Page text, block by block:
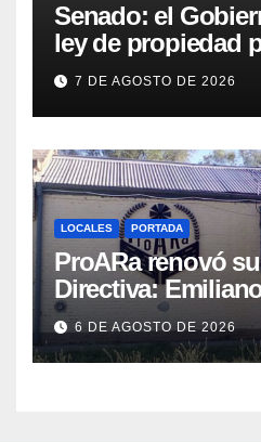
Senado: el
ley de propiedad
tuvo que quitar
7 DE AGOSTO DE 2026
LOCALES PORTADA
ProARa renovó
Directiva:
el nuevo
6 DE AGOSTO DE 2026